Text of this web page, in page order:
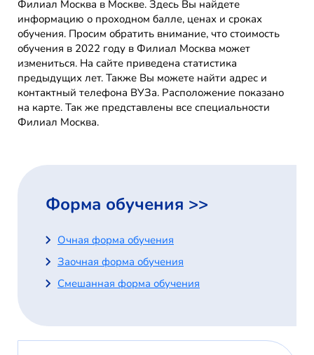
Филиал Москва в Москве. Здесь Вы найдете
информацию о проходном балле, ценах и сроках
обучения. Просим обратить внимание, что стоимость
обучения в 2022 году в Филиал Москва может
измениться. На сайте приведена статистика
предыдущих лет. Также Вы можете найти адрес и
контактный телефона ВУЗа. Расположение показано
на карте. Так же представлены все специальности
Филиал Москва.
Форма обучения >>
Очная форма обучения
Заочная форма обучения
Смешанная форма обучения